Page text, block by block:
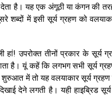
देता है। यह एक अंगूठी या कंगन की
में इसी सूर्य ग्रहण को
उपरोक्त तीनों प्रकार के सूर्य
है। यूं कहें कि लगभग सभी सूर्य
शुरुआत में तो यह वलयाकार सूर्य
देने लगती है। यही हाइब्रिड